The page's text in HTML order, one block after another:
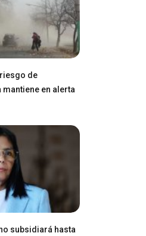
de
en alerta
subsidiará hasta